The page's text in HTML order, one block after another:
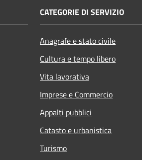
CATEGORIE DI SERVIZIO
Anagrafe e stato civile
Cultura e tempo libero
Vita lavorativa
Imprese e Commercio
Appalti pubblici
Catasto e urbanistica
Turismo